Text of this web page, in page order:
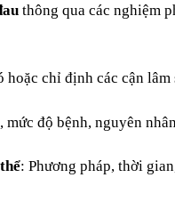
thông qua các nghiệm
hoặc chỉ định các cận lâm
mức độ bệnh, nguyên
: Phương pháp, thời